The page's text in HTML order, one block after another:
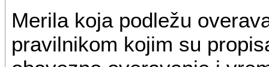
Merila koja podležu
pravilnikom kojim su